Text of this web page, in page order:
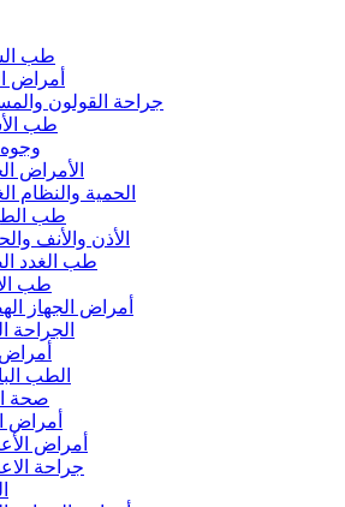
طب
أمراض
جراحة القولون
طب
وجوه
الأمراض
الحمية والنظام
طب
الأذن والأنف
طب الغدد
طب
أمراض الجهاز
الجراحة
الطب
صحة
أمراض
أمراض
جراحة